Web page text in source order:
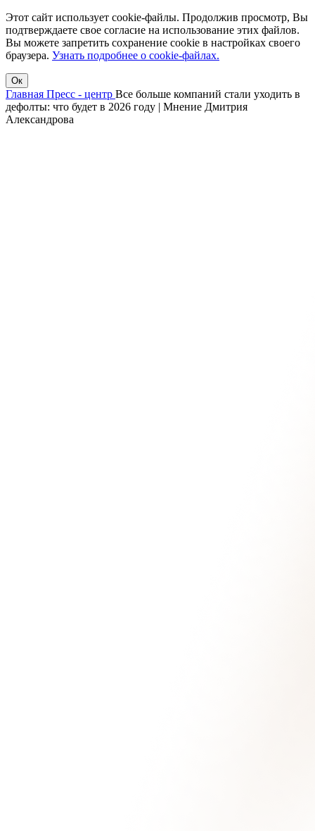
Этот сайт использует cookie-файлы. Продолжив просмотр, Вы
подтверждаете свое согласие на использование этих файлов.
Вы можете запретить сохранение cookie в настройках своего
браузера. Узнать подробнее о cookie-файлах.
Ок
Главная Пресс - центр Все больше компаний стали уходить в
дефолты: что будет в 2026 году | Мнение Дмитрия
Александрова